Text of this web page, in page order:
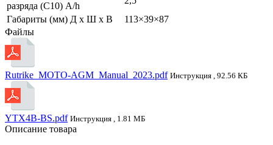
разряда (С10) A/h
Габариты (мм) Д x Ш x В
113×39×87
Файлы
Rutrike_MOTO-AGM_Manual_2023.pdf Инструкция , 92.56 КБ
YTX4B-BS.pdf Инструкция , 1.81 МБ
Описание товара